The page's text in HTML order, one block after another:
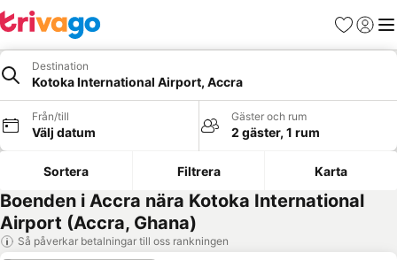
Favoriter
Logga
Destination
Kotoka International Airport, Accra
Från/till
Välj datum
Gäster och rum
2 gäster, 1 rum
Sortera Filtrera Karta
Boenden i Accra nära Kotoka International
Airport (Accra, Ghana)
Så påverkar betalningar till oss rankningen